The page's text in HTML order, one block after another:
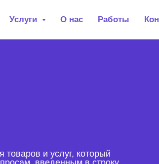
Услуги О нас Работы
и услуг, который